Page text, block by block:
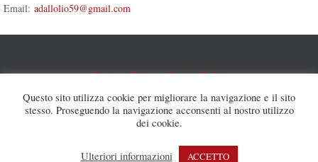
Email: adallolio59@gmail.com
Privacy Policy-Cookie Policy
Anna Maria Dall' Olio © 2021 - Developed ByPapyrus
Communication
Questo sito utilizza cookie per migliorare la navigazione e il sito
stesso. Proseguendo la navigazione acconsenti al nostro utilizzo
dei cookie.
Ulteriori informazioni ACCETTO